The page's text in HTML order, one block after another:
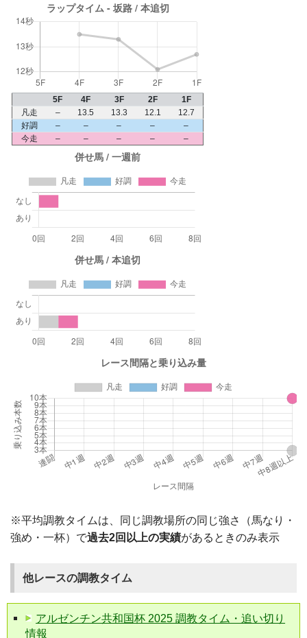
5F 4F 3F 2F
1F
凡走
– 13.5 13.3 12.1
12.7
好調
– – – –
–
今走
– – – – –
※平均調教タイムは、同じ調教場所の同じ強さ（馬なり・
強め・一杯）で過去2回以上の実績があるときのみ表示
他レースの調教タイム
アルゼンチン共和国杯 2025 調教タイム・追い切り
情報